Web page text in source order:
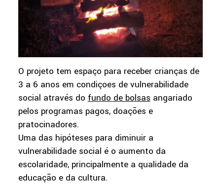
O projeto tem espaço para receber crianças de
3 a 6 anos em condiçoes de vulnerabilidade
social através dofundo de bolsasangariado
pelos programas pagos, doações e
pratocinadores.
Uma das hipóteses para diminuir a
vulnerabilidade social é o aumento da
escolaridade, principalmente a qualidade da
educação e da cultura.